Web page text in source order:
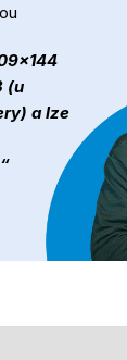
(u
a lze